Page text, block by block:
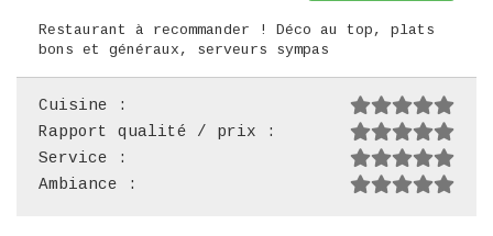
Restaurant à recommander ! Déco au top, plats
bons et généraux, serveurs sympas
Cuisine :
Rapport qualité / prix :
Service :
Ambiance :